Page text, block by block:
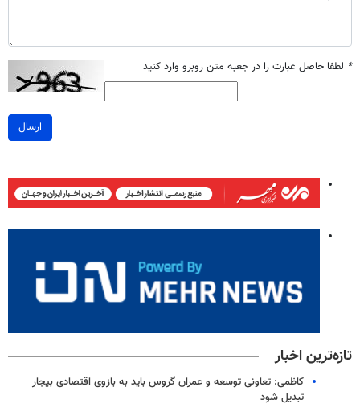
* لطفا حاصل عبارت را در جعبه متن روبرو وارد کنید
ارسال
تازه‌ترین اخبار
کاظمی: تعاونی توسعه و عمران گروس باید به بازوی اقتصادی بیجار
تبدیل شود